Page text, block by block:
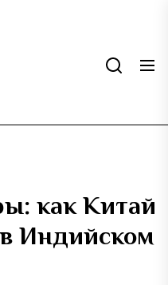
как Китай
Индийском